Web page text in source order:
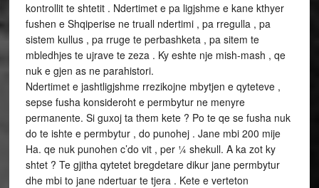
kontrollit te shtetit . Ndertimet e pa ligjshme e kane kthyer
fushen e Shqiperise ne truall ndertimi , pa rregulla , pa
sistem kullus , pa rruge te perbashketa , pa sitem te
mbledhjes te ujrave te zeza . Ky eshte nje mish-mash , qe
nuk e gjen as ne parahistori.
Ndertimet e jashtligjshme rrezikojne mbytjen e qyteteve ,
sepse fusha konsideroht e permbytur ne menyre
permanente. Si guxoj ta them kete ? Po te qe se fusha nuk
do te ishte e permbytur , do punohej . Jane mbi 200 mije
Ha. qe nuk punohen c’do vit , per ¼ shekull. A ka zot ky
shtet ? Te gjitha qytetet bregdetare dikur jane permbytur
dhe mbi to jane ndertuar te tjera . Kete e verteton